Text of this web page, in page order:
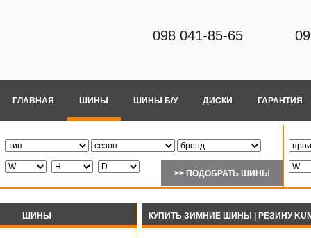
098 041-85-65
ГЛАВНАЯ ШИНЫ ШИНЫ Б/У ДИСКИ ГАРАНТИЯ
ШИНЫ КУПИТЬ ЗИМНИЕ ШИНЫ | РЕЗИНУ